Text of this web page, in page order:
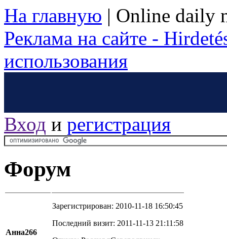
На главную | Online daily
Реклама на сайте -
использования
Вход и регистрация
Форум
Анна266
Зарегистрирован: 2010-11-18 16:50:45
Последний визит: 2011-11-13 21:11:58